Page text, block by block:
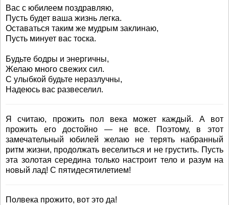
Вас с юбилеем поздравляю,
Пусть будет ваша жизнь легка.
Оставаться таким же мудрым заклинаю,
Пусть минует вас тоска.
Будьте бодры и энергичны,
Желаю много свежих сил.
С улыбкой будьте неразлучны,
Надеюсь вас развеселил.
Я считаю, прожить пол века может каждый. А вот
прожить его достойно — не все. Поэтому, в этот
замечательный юбилей желаю не терять набранный
ритм жизни, продолжать веселиться и не грустить. Пусть
эта золотая середина только настроит тело и разум на
новый лад! С пятидесятилетием!
Полвека прожито, вот это да!